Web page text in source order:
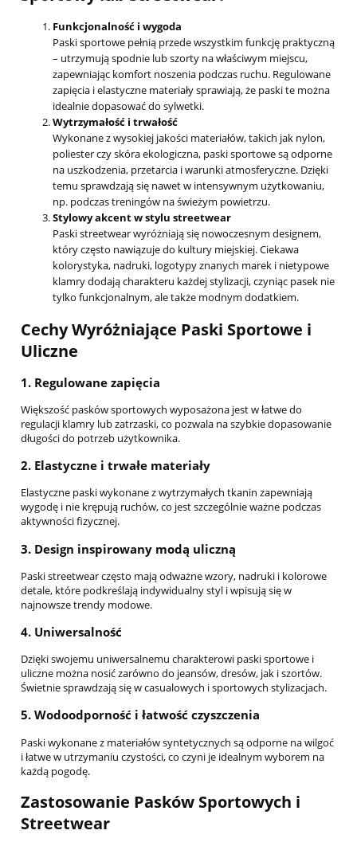
Funkcjonalność i wygoda
Paski sportowe pełnią przede wszystkim funkcję praktyczną
– utrzymują spodnie lub szorty na właściwym miejscu,
zapewniając komfort noszenia podczas ruchu. Regulowane
zapięcia i elastyczne materiały sprawiają, że paski te można
idealnie dopasować do sylwetki.
Wytrzymałość i trwałość
Wykonane z wysokiej jakości materiałów, takich jak nylon,
poliester czy skóra ekologiczna, paski sportowe są odporne
na uszkodzenia, przetarcia i warunki atmosferyczne. Dzięki
temu sprawdzają się nawet w intensywnym użytkowaniu,
np. podczas treningów na świeżym powietrzu.
Stylowy akcent w stylu streetwear
Paski streetwear wyróżniają się nowoczesnym designem,
który często nawiązuje do kultury miejskiej. Ciekawa
kolorystyka, nadruki, logotypy znanych marek i nietypowe
klamry dodają charakteru każdej stylizacji, czyniąc pasek nie
tylko funkcjonalnym, ale także modnym dodatkiem.
Cechy Wyróżniające Paski Sportowe i
Uliczne
1. Regulowane zapięcia
Większość pasków sportowych wyposażona jest w łatwe do
regulacji klamry lub zatrzaski, co pozwala na szybkie dopasowanie
długości do potrzeb użytkownika.
2. Elastyczne i trwałe materiały
Elastyczne paski wykonane z wytrzymałych tkanin zapewniają
wygodę i nie krępują ruchów, co jest szczególnie ważne podczas
aktywności fizycznej.
3. Design inspirowany modą uliczną
Paski streetwear często mają odważne wzory, nadruki i kolorowe
detale, które podkreślają indywidualny styl i wpisują się w
najnowsze trendy modowe.
4. Uniwersalność
Dzięki swojemu uniwersalnemu charakterowi paski sportowe i
uliczne można nosić zarówno do jeansów, dresów, jak i szortów.
Świetnie sprawdzają się w casualowych i sportowych stylizacjach.
5. Wodoodporność i łatwość czyszczenia
Paski wykonane z materiałów syntetycznych są odporne na wilgoć
i łatwe w utrzymaniu czystości, co czyni je idealnym wyborem na
każdą pogodę.
Zastosowanie Pasków Sportowych i
Streetwear